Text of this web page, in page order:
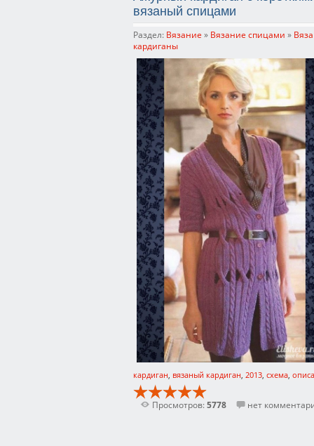
вязаный спицами
Раздел: Вязание » Вязание спицами »
кардиганы
кардиган, вязаный кардиган, 2013, схема,
Просмотров:5778 нет